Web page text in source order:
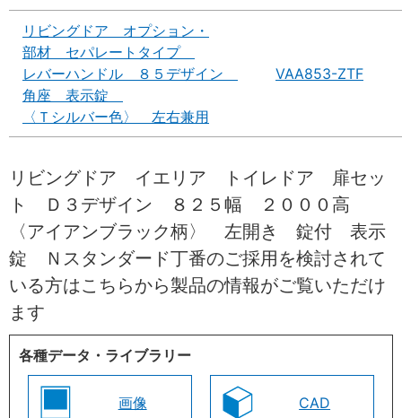
リビングドア オプション・
部材 セパレートタイプ
レバーハンドル ８５デザイン
角座 表示錠
〈Ｔシルバー色〉 左右兼用
VAA853-ZTF
リビングドア イエリア トイレドア 扉セッ
ト Ｄ３デザイン ８２５幅 ２０００高
〈アイアンブラック柄〉 左開き 錠付 表示
錠 Ｎスタンダード丁番のご採用を検討されて
いる方はこちらから製品の情報がご覧いただけ
ます
各種データ・ライブラリー
画像 CAD